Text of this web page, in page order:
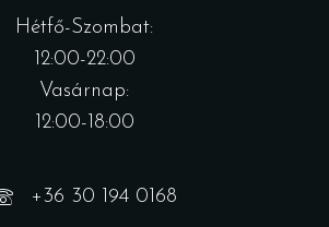
Hétfő-Szombat:
12:00-22:00
Vasárnap:
12:00-18:00
+36 30 194 0168